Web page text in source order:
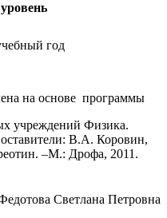
год
на основе программы
учреждений Физика.
В.А. Коровин,
–М.: Дрофа, 2011.
Светлана Петровна